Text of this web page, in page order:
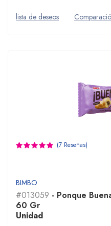
lista de deseos
(7 Reseñas)
BIMBO
#013059 - Ponque
60 Gr
Unidad